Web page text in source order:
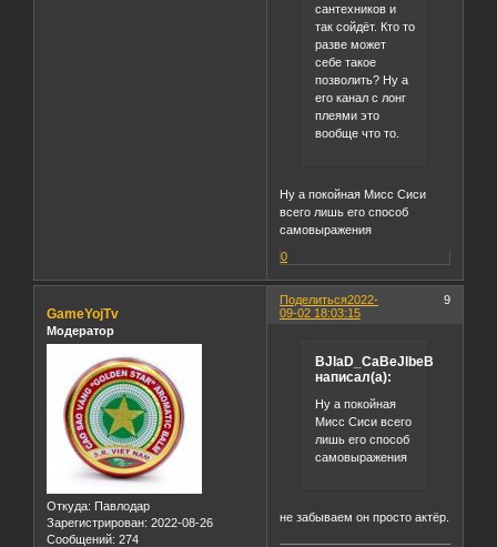
сантехников и
так сойдёт. Кто то
разве может
себе такое
позволить? Ну а
его канал с лонг
плеями это
вообще что то.
Ну а покойная Мисс Сиси
всего лишь его способ
самовыражения
0
Поделиться 9
2022-
09-02 18:03:15
GameYojTv
Модератор
Откуда: Павлодар
Зарегистрирован: 2022-08-26
Сообщений: 274
BJlaD_CaBeJlbeB
написал(а):
Ну а покойная
Мисс Сиси всего
лишь его способ
самовыражения
не забываем он просто актёр.